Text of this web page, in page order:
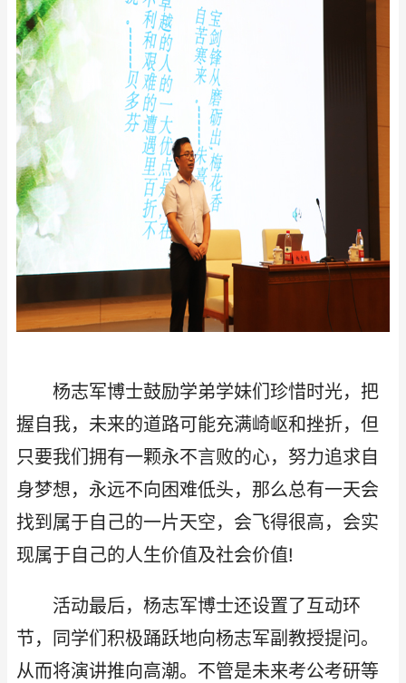
杨志军博士鼓励学弟学妹们珍惜时光，把
握自我，未来的道路可能充满崎岖和挫折，但
只要我们拥有一颗永不言败的心，努力追求自
身梦想，永远不向困难低头，那么总有一天会
找到属于自己的一片天空，会飞得很高，会实
现属于自己的人生价值及社会价值!
活动最后，杨志军博士还设置了互动环
节，同学们积极踊跃地向杨志军副教授提问。
从而将演讲推向高潮。不管是未来考公考研等